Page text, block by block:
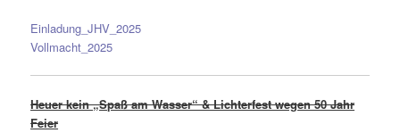
Einladung_JHV_2025
Vollmacht_2025
Heuer kein „Spaß am Wasser“ & Lichterfest wegen 50 Jahr
Feier